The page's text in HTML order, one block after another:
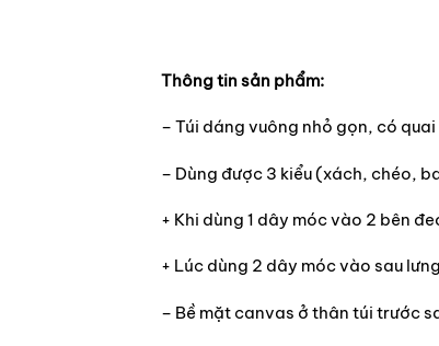
Thông tin sản phẩm:
– Túi dáng vuông nhỏ gọn, có
– Dùng được 3 kiểu (xách, chéo,
+ Khi dùng 1 dây móc vào 2 bên
+ Lúc dùng 2 dây móc vào sau
– Bề mặt canvas ở thân túi trước